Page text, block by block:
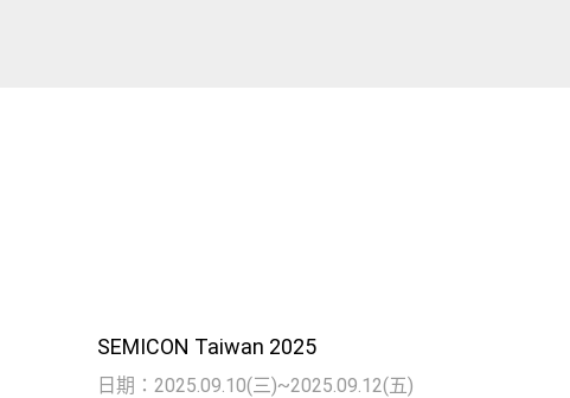
SEMICON Taiwan 2025
日期：2025.09.10(三)~2025.09.12(五)